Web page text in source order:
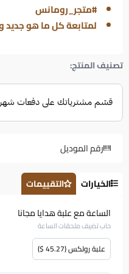
#متجر_رومانس
لمتابعة كل ما هو جديد
تصنيف المنتج:
رقم الموديل
الخيارات
التقييمات
الساعة مع علبة هدايا مجانا
حاب تضيف ملحقات الساعة
علبة رولكس (45.27 $)